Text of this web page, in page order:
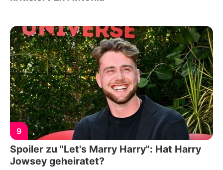
9
Spoiler zu "Let's Marry Harry": Hat Harry
Jowsey geheiratet?